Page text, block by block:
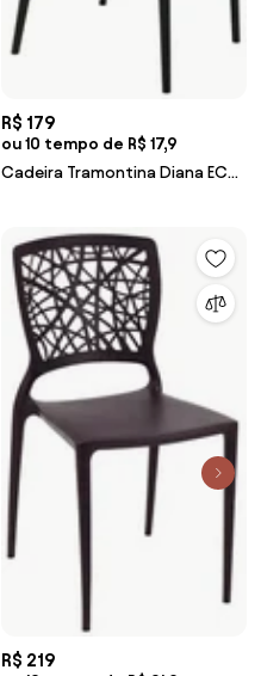
R$ 179
ou 10 tempo de R$ 17,9
Cadeira Tramontina Diana ECO
R$ 219